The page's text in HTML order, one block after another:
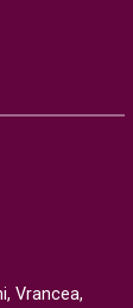
Vrancea,